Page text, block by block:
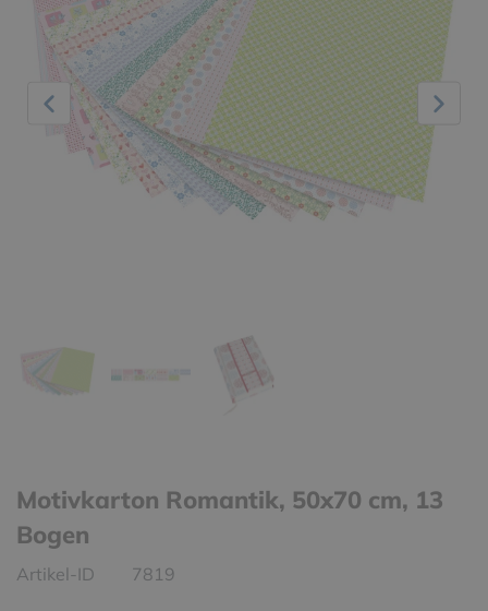
Motivkarton Romantik, 50x70 cm, 13
Bogen
Artikel-ID 7819